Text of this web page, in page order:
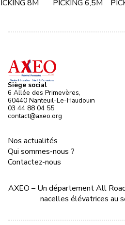
8M
PICKING 6,5M
Siège social
6 Allée des Primevères,
60440 Nanteuil-Le-Haudouin
03 44 88 04 55
contact@axeo.org
AXEO – Un département All
nacelles élévatrices au
Nos actualités
Qui sommes-nous ?
Contactez-nous